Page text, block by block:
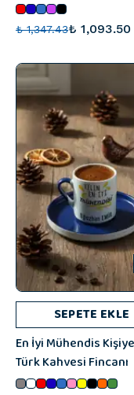
₺ 1,347.43₺ 1,093.50
SEPETE EKLE
En İyi Mühendis
Türk Kahvesi Fincanı